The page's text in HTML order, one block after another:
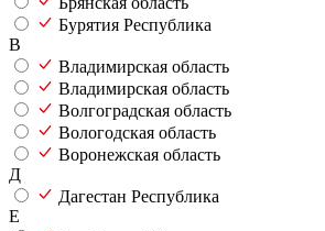
Бурятия Республика
В
Владимирская область
Владимирская область
Волгоградская область
Вологодская область
Воронежская область
Д
Дагестан Республика
Е